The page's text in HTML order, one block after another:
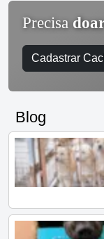
Precisa
Cadastrar
Blog